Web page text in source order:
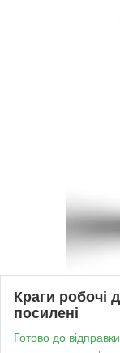
Краги робочі
посилені
Готово до відправки